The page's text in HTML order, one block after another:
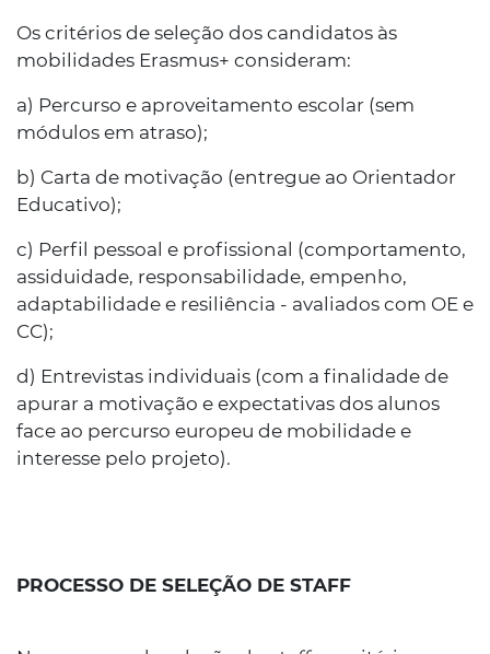
Os critérios de seleção dos candidatos às
mobilidades Erasmus+ consideram:
a) Percurso e aproveitamento escolar (sem
módulos em atraso);
b) Carta de motivação (entregue ao Orientador
Educativo);
c) Perfil pessoal e profissional (comportamento,
assiduidade, responsabilidade, empenho,
adaptabilidade e resiliência - avaliados com OE e
CC);
d) Entrevistas individuais (com a finalidade de
apurar a motivação e expectativas dos alunos
face ao percurso europeu de mobilidade e
interesse pelo projeto).
PROCESSO DE SELEÇÃO DE STAFF